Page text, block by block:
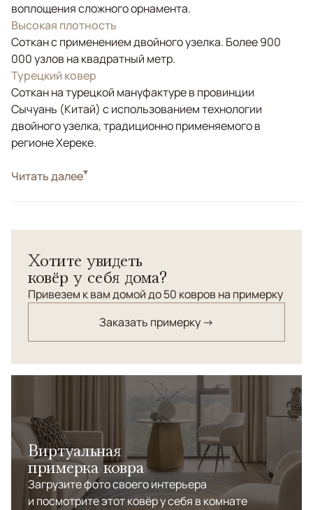
воплощения сложного орнамента.
Высокая плотность
Соткан с применением двойного узелка. Более 900
000 узлов на квадратный метр.
Турецкий ковер
Соткан на турецкой мануфактуре в провинции
Сычуань (Китай) с использованием технологии
двойного узелка, традиционно применяемого в
регионе Хереке.
СтильКлассические
Оригинальное цветовое решение.
Читать далее
Хотите увидеть
ковёр у себя дома?
Привезем к вам домой до 50 ковров на примерку
Заказать примерку →
Виртуальная
примерка ковра
Загрузите фото своего интерьера
и посмотрите этот ковёр у себя в комнате